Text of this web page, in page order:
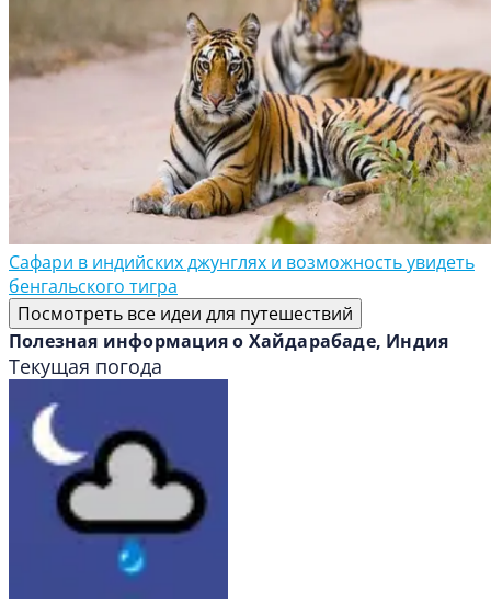
Сафари в индийских джунглях и возможность увидеть
бенгальского тигра
Посмотреть все идеи для путешествий
Полезная информация о Хайдарабаде, Индия
Текущая погода